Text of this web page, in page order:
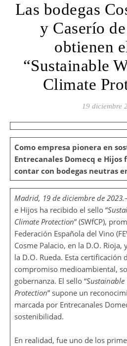
Las bodegas
y Caserío
obtienen
“Sustainable
Climate
19 diciembre
Como empresa pionera en
Entrecanales Domecq e Hijos
contar con bodegas neutras
Madrid, 19 de diciembre de 2023.
e Hijos ha recibido el sello “
Climate Protection” (SWfCP),
Federación Española del Vino
Cosme Palacio, en la D.O. Rioja,
la D.O. Rueda. Esta certificación
compromiso medioambiental,
gobernanza. El sello “Sustainable
Protection” supone un
marcada por Entrecanales
sostenibilidad.
En realidad, fue uno de los